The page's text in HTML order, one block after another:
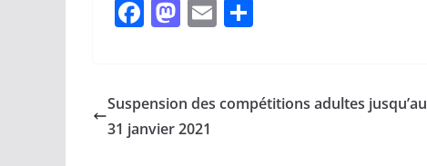
F
e
b
M
o
d
E
l g
Suspension des compétitions adultes jusqu’au
31 janvier 2021